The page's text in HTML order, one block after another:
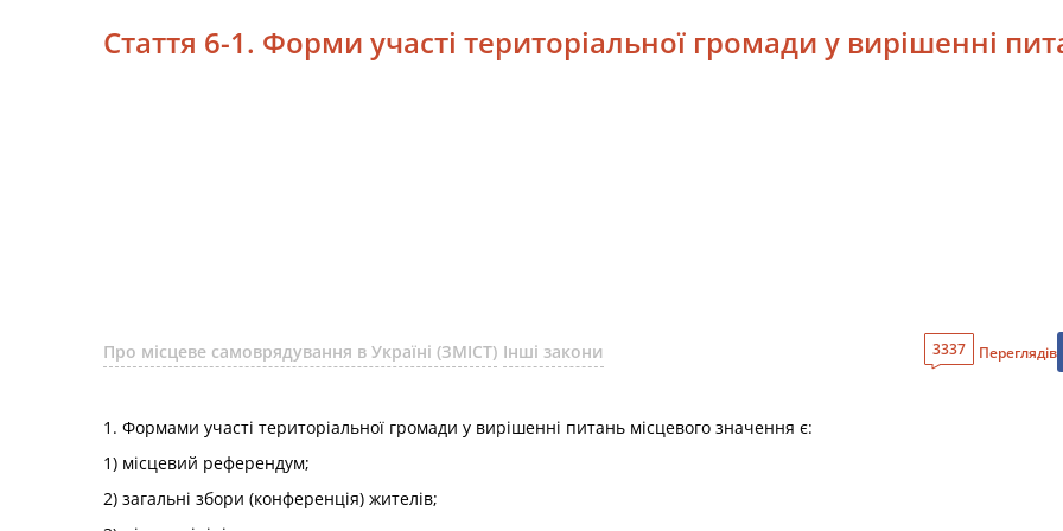
Стаття 6-1. Форми участі територіальної громади у вирішенні
Про місцеве самоврядування в Україні (ЗМІСТ) Інші закони 3337 Переглядів
1. Формами участі територіальної громади у вирішенні питань місцевого значення є:
1) місцевий референдум;
2) загальні збори (конференція) жителів;